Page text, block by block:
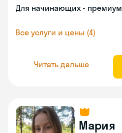
Для начинающих - премиум
Все услуги и цены (4)
Читать дальше
Мария